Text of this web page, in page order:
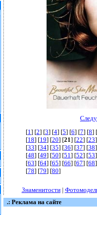
[1] [2] [3] [4] [5] [6] [7] [8] [
[18] [19] [20] [21] [22] [23
[33] [34] [35] [36] [37] [38
[48] [49] [50] [51] [52] [53
[63] [64] [65] [66] [67] [68
[78] [79] [80]
Знаменитости|
.: Реклама на сайте